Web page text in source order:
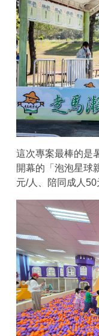
這次專案最棒的是
開幕的「泡泡星球
元/人、陪同成人50